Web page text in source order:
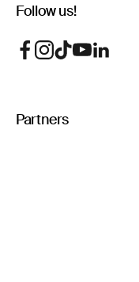
Follow us!
Partners